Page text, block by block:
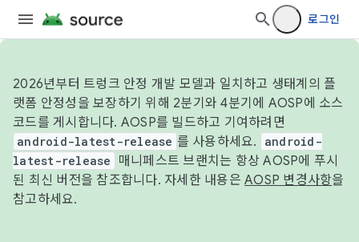
로그인
2026년부터 트렁크 안정 개발 모델과 일치하고 생태계의 플
랫폼 안정성을 보장하기 위해 2분기와 4분기에 AOSP에 소스
코드를 게시합니다. AOSP를 빌드하고 기여하려면
android-latest-release 를 사용하세요.
android-
latest-release
매니페스트 브랜치는 항상 AOSP에 푸시
된 최신 버전을 참조합니다. 자세한 내용은 AOSP 변경사항을
참고하세요.